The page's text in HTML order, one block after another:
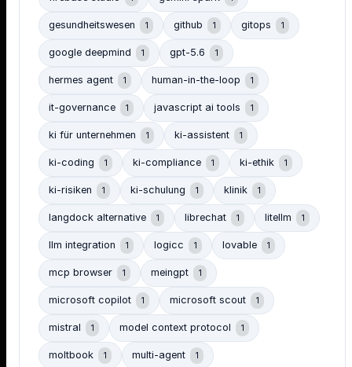
gesundheitswesen 1 github 1 gitops 1
google deepmind 1 gpt-5.6 1
hermes agent 1 human-in-the-loop 1
it-governance 1 javascript ai tools 1
ki für unternehmen 1 ki-assistent 1
ki-coding 1 ki-compliance 1 ki-ethik 1
ki-risiken 1 ki-schulung 1 klinik 1
langdock alternative 1 librechat 1 litellm 1
llm integration 1 logicc 1 lovable 1
mcp browser 1 meingpt 1
microsoft copilot 1 microsoft scout 1
mistral 1 model context protocol 1
moltbook 1 multi-agent 1